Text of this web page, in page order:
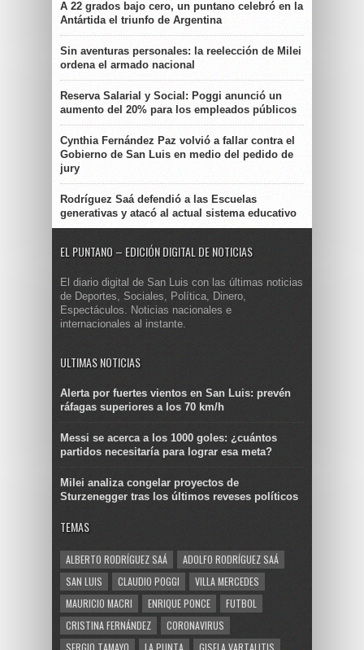
A 22 grados bajo cero, un puntano celebró en la
Antártida el triunfo de Argentina
Sin aventuras personales: la reelección de Milei
ordena el armado nacional
Reserva Salarial y Social: Poggi anunció un
aumento del 20% para los empleados públicos
Cynthia Fernández Paz volvió a fallar contra el
Gobierno de San Luis en medio del pedido de
jury
Rodríguez Saá defendió a las Escuelas
generativas y atacó al actual sistema educativo
EL PUNTANO – EDICIÓN DIGITAL DE NOTICIAS
El diario digital de San Luis con las últimas noticias
de Deportes, Sociales, Política, Dinero,
Espectáculos. Noticias nacionales e
internacionales al instante.
ULTIMAS NOTICIAS
Alerta por fuertes vientos en San Luis: prevén
ráfagas superiores a los 70 km/h
Messi se acerca a los 1000 goles: ¿cuántos
partidos necesitaría para lograr esa meta?
Milei analiza congelar proyectos de
Sturzenegger tras los últimos reveses políticos
TEMAS
ALBERTO RODRÍGUEZ SAÁ
ADOLFO RODRÍGUEZ SAÁ
SAN LUIS
CLAUDIO POGGI
VILLA MERCEDES
MAURICIO MACRI
ENRIQUE PONCE
FUTBOL
CRISTINA FERNÁNDEZ
CORONAVIRUS
SERGIO TAMAYO
LA PUNTA GISELA VARTALITIS